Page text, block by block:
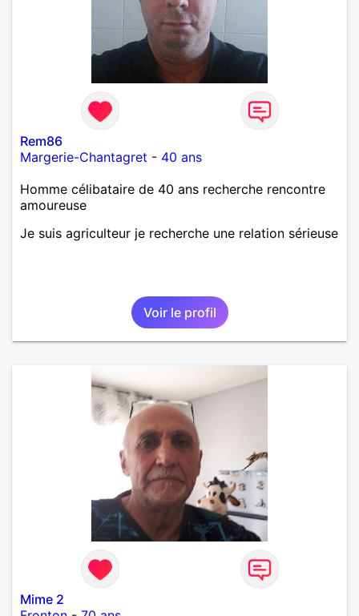
Rem86
Margerie-Chantagret - 40 ans
Homme célibataire de 40 ans recherche rencontre
amoureuse
Je suis agriculteur je recherche une relation sérieuse
Voir le profil
Mime 2